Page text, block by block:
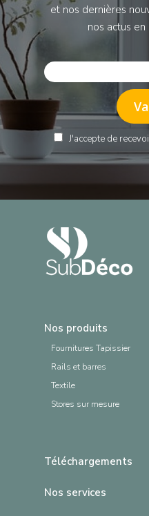
et nos dernières
nos actus
J'accepte de
Nos produits
Fournitures Tapissier
Rails et barres
Textile
Stores sur mesure
Téléchargements
Nos services